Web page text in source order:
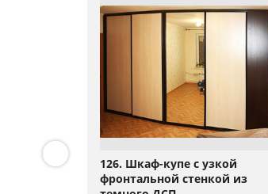
126. Шкаф-купе с узкой
фронтальной стенкой из